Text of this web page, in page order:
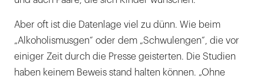
Aber oft ist die Datenlage viel zu dünn. Wie beim
„Alkoholismusgen“ oder dem „Schwulengen“, die vor
einiger Zeit durch die Presse geisterten. Die Studien
haben keinem Beweis stand halten können. „Ohne